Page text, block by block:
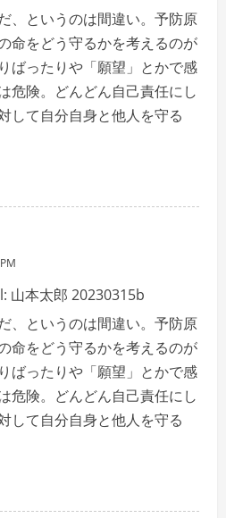
、というのは間違い。予防原
命をどう守るかを考えるのが
ばったりや「願望」とかで感
危険。どんどん自己責任にし
して自分自身と他人を守る
山本太郎 20230315b
、というのは間違い。予防原
命をどう守るかを考えるのが
ばったりや「願望」とかで感
危険。どんどん自己責任にし
して自分自身と他人を守る